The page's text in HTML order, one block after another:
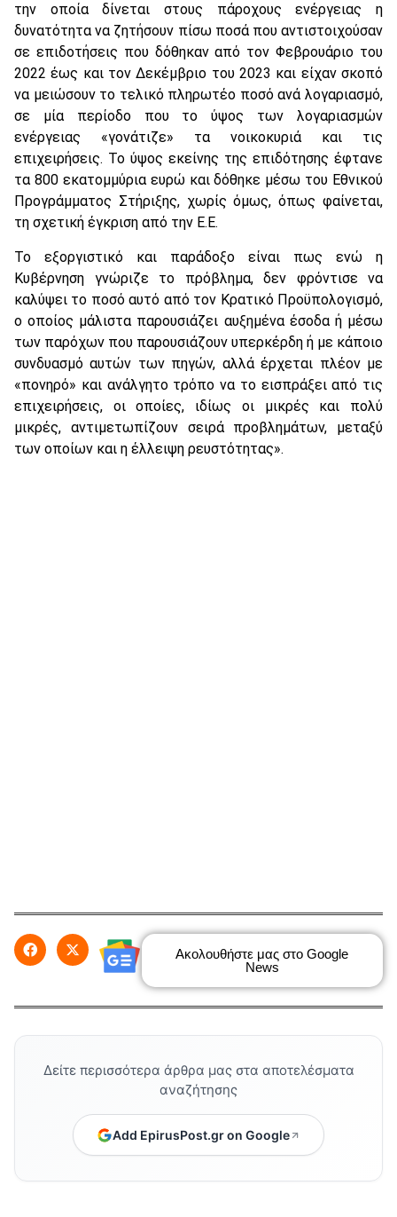
την οποία δίνεται στους πάροχους ενέργειας η
δυνατότητα να ζητήσουν πίσω ποσά που αντιστοιχούσαν
σε επιδοτήσεις που δόθηκαν από τον Φεβρουάριο του
2022 έως και τον Δεκέμβριο του 2023 και είχαν σκοπό
να μειώσουν το τελικό πληρωτέο ποσό ανά λογαριασμό,
σε μία περίοδο που το ύψος των λογαριασμών
ενέργειας «γονάτιζε» τα νοικοκυριά και τις
επιχειρήσεις. Το ύψος εκείνης της επιδότησης έφτανε
τα 800 εκατομμύρια ευρώ και δόθηκε μέσω του Εθνικού
Προγράμματος Στήριξης, χωρίς όμως, όπως φαίνεται,
τη σχετική έγκριση από την Ε.Ε.
Το εξοργιστικό και παράδοξο είναι πως ενώ η
Κυβέρνηση γνώριζε το πρόβλημα, δεν φρόντισε να
καλύψει το ποσό αυτό από τον Κρατικό Προϋπολογισμό,
ο οποίος μάλιστα παρουσιάζει αυξημένα έσοδα ή μέσω
των παρόχων που παρουσιάζουν υπερκέρδη ή με κάποιο
συνδυασμό αυτών των πηγών, αλλά έρχεται πλέον με
«πονηρό» και ανάλγητο τρόπο να το εισπράξει από τις
επιχειρήσεις, οι οποίες, ιδίως οι μικρές και πολύ
μικρές, αντιμετωπίζουν σειρά προβλημάτων, μεταξύ
των οποίων και η έλλειψη ρευστότητας».
Ακολουθήστε μας στο Google
News
Δείτε περισσότερα άρθρα μας στα αποτελέσματα
αναζήτησης
Add EpirusPost.gr on Google